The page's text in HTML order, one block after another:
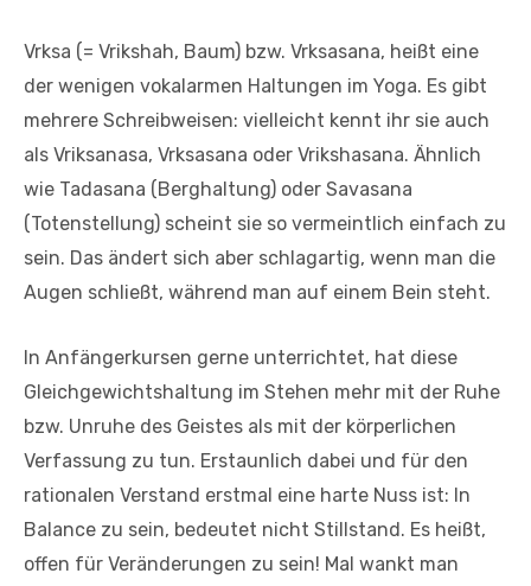
Vrksa (= Vrikshah, Baum) bzw. Vrksasana, heißt eine
der wenigen vokalarmen Haltungen im Yoga. Es gibt
mehrere Schreibweisen: vielleicht kennt ihr sie auch
als Vriksanasa, Vrksasana oder Vrikshasana. Ähnlich
wie Tadasana (Berghaltung) oder Savasana
(Totenstellung) scheint sie so vermeintlich einfach zu
sein. Das ändert sich aber schlagartig, wenn man die
Augen schließt, während man auf einem Bein steht.
In Anfängerkursen gerne unterrichtet, hat diese
Gleichgewichtshaltung im Stehen mehr mit der Ruhe
bzw. Unruhe des Geistes als mit der körperlichen
Verfassung zu tun. Erstaunlich dabei und für den
rationalen Verstand erstmal eine harte Nuss ist: In
Balance zu sein, bedeutet nicht Stillstand. Es heißt,
offen für Veränderungen zu sein! Mal wankt man